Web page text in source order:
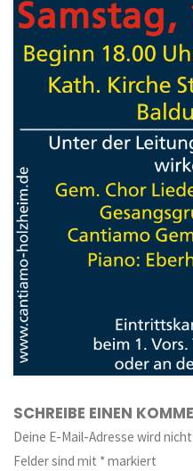
SCHREIBE EINEN
Deine E-Mail-Adresse wird
Felder sind mit *markiert